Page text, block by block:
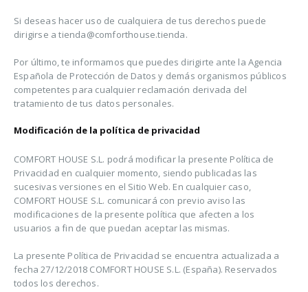
Si deseas hacer uso de cualquiera de tus derechos puede
dirigirse a tienda@comforthouse.tienda.
Por último, te informamos que puedes dirigirte ante la Agencia
Española de Protección de Datos y demás organismos públicos
competentes para cualquier reclamación derivada del
tratamiento de tus datos personales.
Modificación de la política de privacidad
COMFORT HOUSE S.L. podrá modificar la presente Política de
Privacidad en cualquier momento, siendo publicadas las
sucesivas versiones en el Sitio Web. En cualquier caso,
COMFORT HOUSE S.L. comunicará con previo aviso las
modificaciones de la presente política que afecten a los
usuarios a fin de que puedan aceptar las mismas.
La presente Política de Privacidad se encuentra actualizada a
fecha 27/12/2018 COMFORT HOUSE S.L. (España). Reservados
todos los derechos.